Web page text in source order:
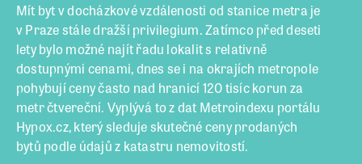
Mít byt v docházkové vzdálenosti od stanice metra je
v Praze stále dražší privilegium. Zatímco před deseti
lety bylo možné najít řadu lokalit s relativně
dostupnými cenami, dnes se i na okrajích metropole
pohybují ceny často nad hranicí 120 tisíc korun za
metr čtvereční. Vyplývá to z dat Metroindexu portálu
Hypox.cz, který sleduje skutečné ceny prodaných
bytů podle údajů z katastru nemovitostí.